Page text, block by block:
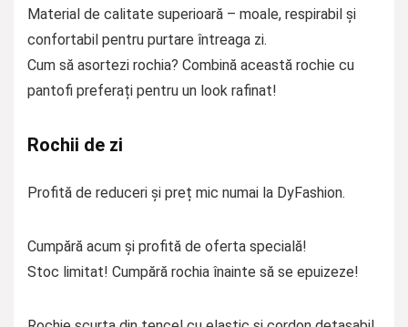
Material de calitate superioară – moale, respirabil și
confortabil pentru purtare întreaga zi.
Cum să asortezi rochia? Combină această rochie cu
pantofi preferați pentru un look rafinat!
Rochii de zi
Profită de reduceri și preț mic numai la DyFashion.
Cumpără acum și profită de oferta specială!
Stoc limitat! Cumpără rochia înainte să se epuizeze!